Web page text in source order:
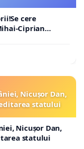
cere
Ciprian
Nicușor Dan,
statului
Nicușor Dan,
statului